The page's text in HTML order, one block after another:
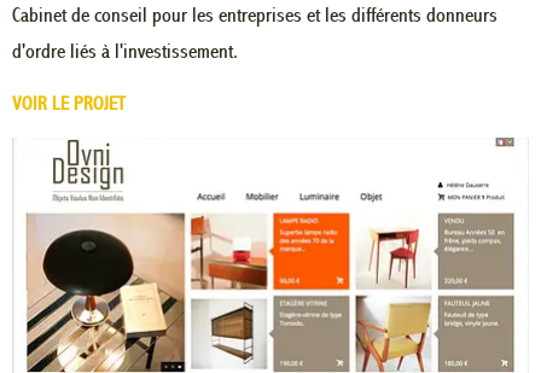
Cabinet de conseil pour les entreprises et les différents donneurs
d'ordre liés à l'investissement.
VOIR LE PROJET